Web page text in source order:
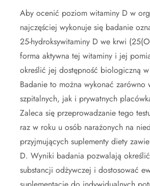
Aby ocenić poziom witaminy D w
najczęściej wykonuje się badanie
25-hydroksywitaminy D we krwi
forma aktywna tej witaminy i jej
określić jej dostępność biologiczną
Badanie to można wykonać zarówno
szpitalnych, jak i prywatnych
Zaleca się przeprowadzanie tego
raz w roku u osób narażonych na
przyjmujących suplementy diety
D. Wyniki badania pozwalają
substancji odżywczej i dostosować